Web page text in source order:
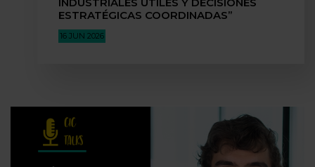
ESTRATÉGICAS COORDINADAS”
16 JUN 2026